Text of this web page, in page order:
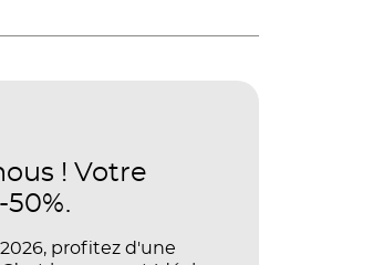
! Votre
profitez d'une